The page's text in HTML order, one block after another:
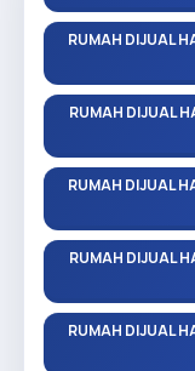
RUMAH DIJUAL
RUMAH DIJUAL
RUMAH DIJUAL
RUMAH DIJUAL
RUMAH DIJUAL